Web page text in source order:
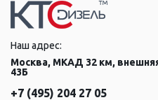
Наш адрес:
Москва, МКАД 32 км,
43Б
+7 (495) 204 27 05